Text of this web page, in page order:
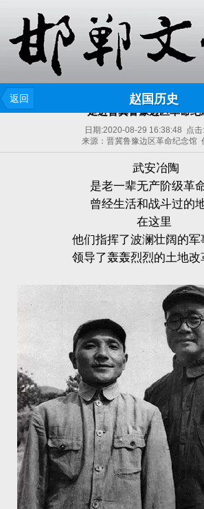
返回 赵国历史
走进晋冀鲁豫边区革命纪
日期:2020-08-29 16:38:48 点击:
来源：晋冀鲁豫边区革命纪念馆
武安冶陶
是老一辈无产阶级革
曾经生活和战斗过的
在这里
他们指挥了波澜壮阔的军
领导了轰轰烈烈的土地改